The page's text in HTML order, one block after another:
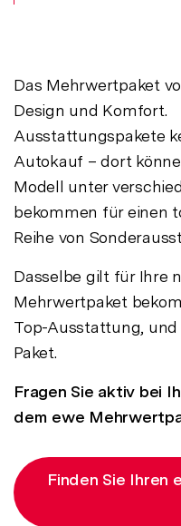
Das Mehrwertpaket
Design und Komfort.
Ausstattungspakete
Autokauf – dort
Modell unter
bekommen für einen
Reihe von
Dasselbe gilt für Ihre
Mehrwertpaket
Top-Ausstattung,
Paket.
Fragen Sie aktiv bei
dem ewe
Finden Sie Ihren